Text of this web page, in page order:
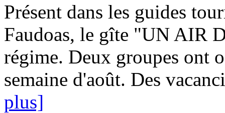
Présent dans les guides
Faudoas, le gîte "UN AIR
régime. Deux groupes ont
semaine d'août. Des
plus]